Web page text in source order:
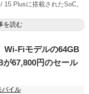
Plusに搭載されたSoC。
を読む
Wi-Fiモデルの64GB
が67,800円のセール
バイル